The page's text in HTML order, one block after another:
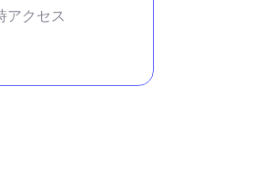
アクセス